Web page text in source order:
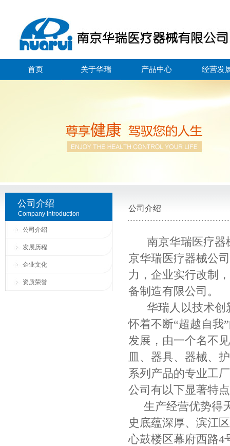
首页 关于华瑞 产品中心 经营发
公司介绍
Company Introduction
公司介绍
发展历程
企业文化
资质荣誉
公司介绍
南京华瑞医疗器
京华瑞医疗器械公
力，企业实行改制
备制造有限公司。
华瑞人以技术创
怀着不断“超越自我
发展，由一个名不
皿、器具、器械、
系列产品的专业工
公司有以下显著特
生产经营优势得
史底蕴深厚、滨江
心鼓楼区幕府西路4